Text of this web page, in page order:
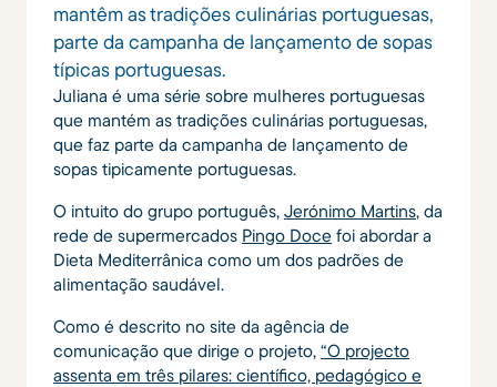
mantêm as tradições culinárias portuguesas,
parte da campanha de lançamento de sopas
típicas portuguesas.
Juliana é uma série sobre mulheres portuguesas
que mantém as tradições culinárias portuguesas,
que faz parte da campanha de lançamento de
sopas tipicamente portuguesas.
O intuito do grupo português, Jerónimo Martins, da
rede de supermercados Pingo Doce foi abordar a
Dieta Mediterrânica como um dos padrões de
alimentação saudável.
Como é descrito no site da agência de
comunicação que dirige o projeto, “O projecto
assenta em três pilares: científico, pedagógico e